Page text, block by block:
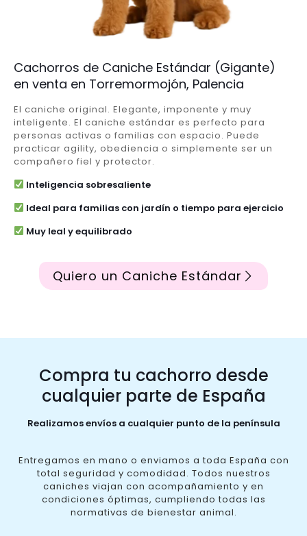
Cachorros de Caniche Estándar (Gigante)
en venta en Torremormojón, Palencia
El caniche original. Elegante, imponente y muy
inteligente. El caniche estándar es perfecto para
personas activas o familias con espacio. Puede
practicar agility, obediencia o simplemente ser un
compañero fiel y protector.
Inteligencia sobresaliente
Ideal para familias con jardín o tiempo para ejercicio
Muy leal y equilibrado
Quiero un Caniche Estándar
Compra tu cachorro desde
cualquier parte de España
Realizamos envíos a cualquier punto de la península
Entregamos en mano o enviamos a toda España con
total seguridad y comodidad. Todos nuestros
caniches viajan con acompañamiento y en
condiciones óptimas, cumpliendo todas las
normativas de bienestar animal.